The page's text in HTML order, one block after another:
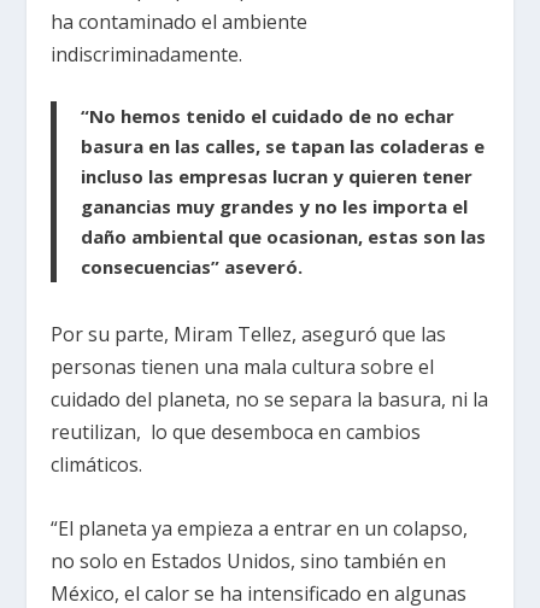
ha contaminado el ambiente
indiscriminadamente.
“No hemos tenido el cuidado de no echar
basura en las calles, se tapan las coladeras e
incluso las empresas lucran y quieren tener
ganancias muy grandes y no les importa el
daño ambiental que ocasionan, estas son las
consecuencias” aseveró.
Por su parte, Miram Tellez, aseguró que las
personas tienen una mala cultura sobre el
cuidado del planeta, no se separa la basura, ni la
reutilizan, lo que desemboca en cambios
climáticos.
“El planeta ya empieza a entrar en un colapso,
no solo en Estados Unidos, sino también en
México, el calor se ha intensificado en algunas